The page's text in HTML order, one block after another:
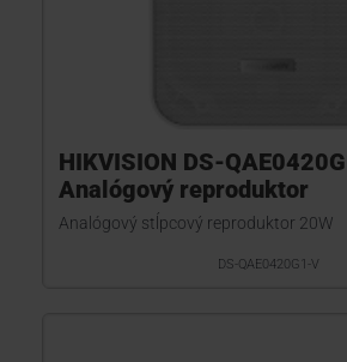
HIKVISION DS-
Analógový reproduktor
Analógový stĺpcový reproduktor 20W
DS-QAE0420G1-V